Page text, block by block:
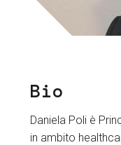
Bio
Daniela Poli è
in ambito